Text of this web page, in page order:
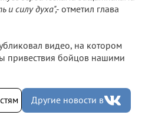
и силу духа",- отметил глава
видео, на котором
привествия бойцов нашими
Другие новости в